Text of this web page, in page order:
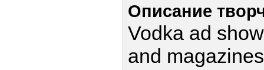
Описание
Vodka ad
and